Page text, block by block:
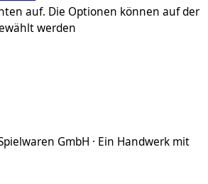
auf. Die Optionen können auf der
werden
GmbH · Ein Handwerk mit